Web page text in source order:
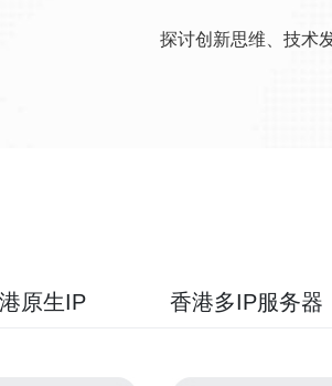
探讨创新思维、技术
原生IP 香港多IP服务器